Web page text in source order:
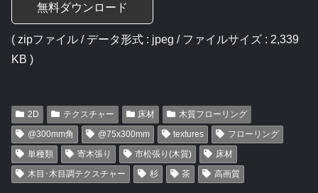
無料ダウンロード
( zipファイル / データ形式 : jpeg / ファイルサイズ : 2,339
KB )
2D テクスチャー 床材
木質フローリング
@300mm角
@75x300mm textures
フローリング
単種類
寄木張り 市松張り(木質)
床材
木目･木目調テクスチャー
杉 茶 高画質